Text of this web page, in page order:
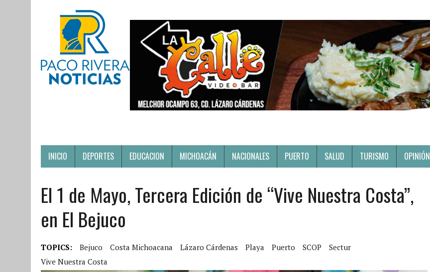
INICIO DEPORTES EDUCACION MICHOACÁN NACIONALES PUERTO SALUD TURISMO OPINIÓN
El 1 de Mayo, Tercera Edición de “Vive Nuestra Costa”,
en El Bejuco
TOPICS: Bejuco Costa Michoacana Lázaro Cárdenas Playa Puerto SCOP
Sectur
Vive Nuestra Costa